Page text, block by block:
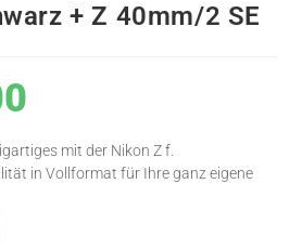
+ Z 40mm/2 SE
mit der Nikon Z f.
in Vollformat für Ihre ganz eigene